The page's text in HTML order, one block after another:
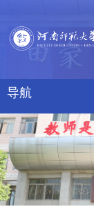
导航